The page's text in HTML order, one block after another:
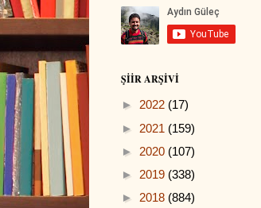
ŞIIR ARŞIVI
► 2022 (17)
► 2021 (159)
► 2020 (107)
► 2019 (338)
► 2018 (884)